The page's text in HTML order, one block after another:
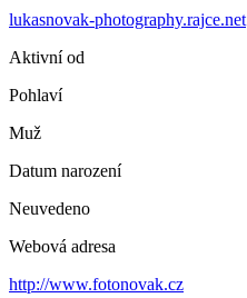
lukasnovak-photography.rajce.net
Aktivní od
Pohlaví
Muž
Datum narození
Neuvedeno
Webová adresa
http://www.fotonovak.cz